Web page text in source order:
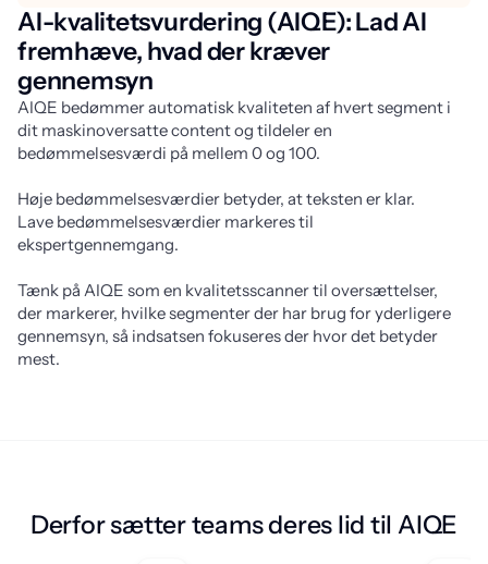
AI-kvalitetsvurdering (AIQE): Lad AI
fremhæve, hvad der kræver
gennemsyn
AIQE bedømmer automatisk kvaliteten af hvert segment i
dit maskinoversatte content og tildeler en
bedømmelsesværdi på mellem 0 og 100.
Høje bedømmelsesværdier betyder, at teksten er klar.
Lave bedømmelsesværdier markeres til
ekspertgennemgang.
Tænk på AIQE som en kvalitetsscanner til oversættelser,
der markerer, hvilke segmenter der har brug for yderligere
gennemsyn, så indsatsen fokuseres der hvor det betyder
mest.
Derfor sætter teams deres lid til AIQE